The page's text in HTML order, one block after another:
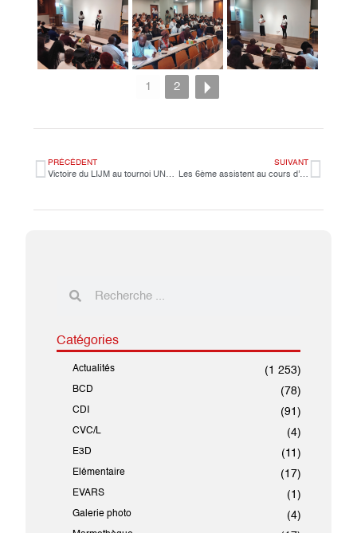
1 2
PRÉCÉDENT
Victoire du LIJM au tournoi UNSS Volleyball !
SUIVANT
Les 6ème assistent au cours d’anglais des GS
Catégories
Actualités (1 253)
BCD (78)
CDI (91)
CVC/L (4)
E3D (11)
Elémentaire (17)
EVARS (1)
Galerie photo (4)